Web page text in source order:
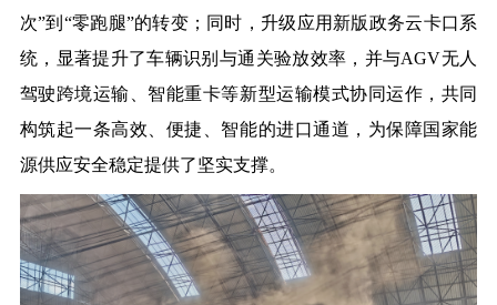
次”到“零跑腿”的转变；同时，升级应用新版政务云卡口系
统，显著提升了车辆识别与通关验放效率，并与AGV无人
驾驶跨境运输、智能重卡等新型运输模式协同运作，共同
构筑起一条高效、便捷、智能的进口通道，为保障国家能
源供应安全稳定提供了坚实支撑。